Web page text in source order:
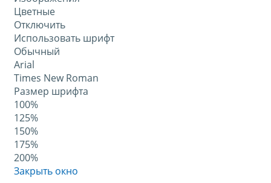
Цветные
Отключить
Использовать шрифт
Обычный
Arial
Times New Roman
Размер шрифта
100%
125%
150%
175%
200%
Закрыть окно